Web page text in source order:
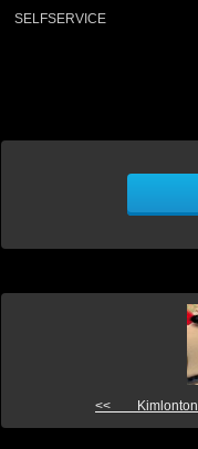
SELFSERVICE
<< Kimlonton